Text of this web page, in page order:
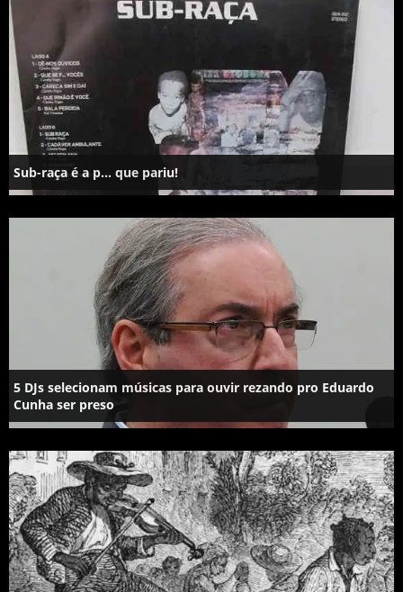
Sub-raça é a p… que pariu!
5 DJs selecionam músicas para ouvir rezando pro Eduardo
Cunha ser preso